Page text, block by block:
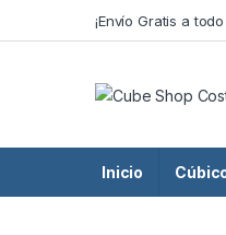
Skip to navigation¡Envío Gratis a
Inicio